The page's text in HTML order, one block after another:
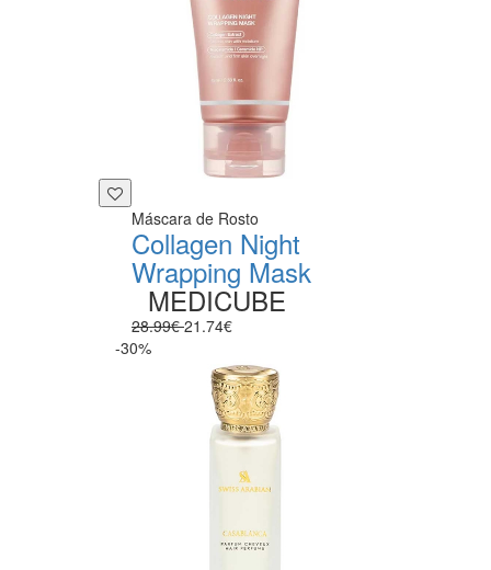
Máscara de Rosto
Collagen Night
Wrapping Mask
MEDICUBE
28.99€21.74€
-30%